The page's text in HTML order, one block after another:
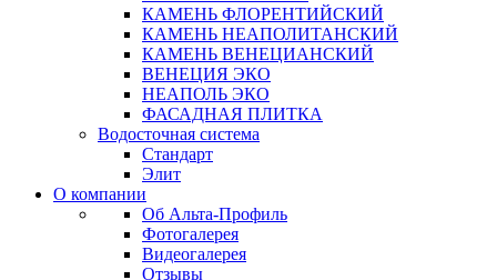
КАМЕНЬ ФЛОРЕНТИЙСКИЙ
КАМЕНЬ НЕАПОЛИТАНСКИЙ
КАМЕНЬ ВЕНЕЦИАНСКИЙ
ВЕНЕЦИЯ ЭКО
НЕАПОЛЬ ЭКО
ФАСАДНАЯ ПЛИТКА
Водосточная система
Стандарт
Элит
О компании
Об Альта-Профиль
Фотогалерея
Видеогалерея
Отзывы